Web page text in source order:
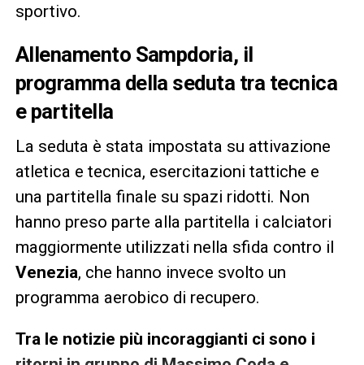
sportivo.
Allenamento Sampdoria, il
programma della seduta tra tecnica
e partitella
La seduta è stata impostata su attivazione
atletica e tecnica, esercitazioni tattiche e
una partitella finale su spazi ridotti. Non
hanno preso parte alla partitella i calciatori
maggiormente utilizzati nella sfida contro il
Venezia, che hanno invece svolto un
programma aerobico di recupero.
Tra le notizie più incoraggianti ci sono i